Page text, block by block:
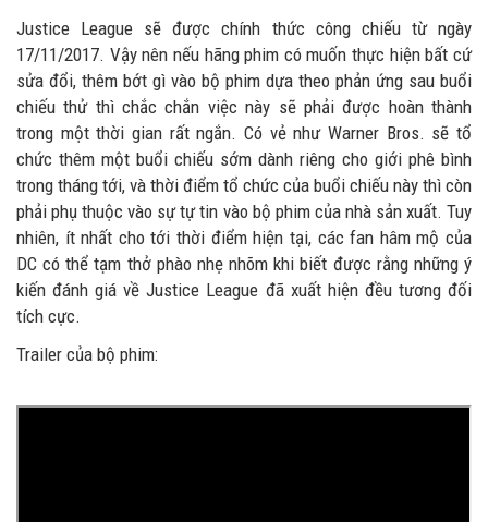
Justice League sẽ được chính thức công chiếu từ ngày
17/11/2017. Vậy nên nếu hãng phim có muốn thực hiện bất cứ
sửa đổi, thêm bớt gì vào bộ phim dựa theo phản ứng sau buổi
chiếu thử thì chắc chắn việc này sẽ phải được hoàn thành
trong một thời gian rất ngắn. Có vẻ như Warner Bros. sẽ tổ
chức thêm một buổi chiếu sớm dành riêng cho giới phê bình
trong tháng tới, và thời điểm tổ chức của buổi chiếu này thì còn
phải phụ thuộc vào sự tự tin vào bộ phim của nhà sản xuất. Tuy
nhiên, ít nhất cho tới thời điểm hiện tại, các fan hâm mộ của
DC có thể tạm thở phào nhẹ nhõm khi biết được rằng những ý
kiến đánh giá về Justice League đã xuất hiện đều tương đối
tích cực.
Trailer của bộ phim: